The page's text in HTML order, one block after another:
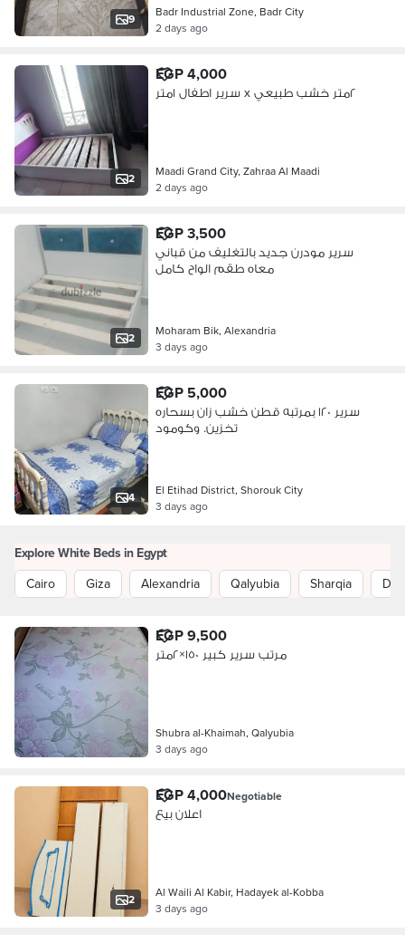
9
Badr Industrial Zone, Badr City
2 days ago
2
EGP 4,000
سرير اطفال ١متر x ٢متر خشب طبيعي
Maadi Grand City, Zahraa Al Maadi
2 days ago
2
EGP 3,500
سرير مودرن جديد بالتغليف من قباني
معاه طقم الواح كامل
Moharam Bik, Alexandria
3 days ago
4
EGP 5,000
سرير ١٢٠ بمرتبه قطن خشب زان بسحاره
تخزين. وكومود
El Etihad District, Shorouk City
3 days ago
Explore White Beds in Egypt
Cairo
Giza Alexandria Qalyubia Sharqia
EGP 9,500
مرتب سرير كبير ١٥٠×٢متر
Shubra al-Khaimah, Qalyubia
3 days ago
2
EGP 4,000Negotiable
اعلان بيع
Al Waili Al Kabir, Hadayek al-Kobba
3 days ago